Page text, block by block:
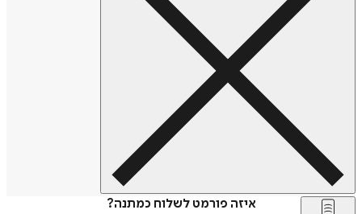
איזה פורמט לשלוח כמתנה?